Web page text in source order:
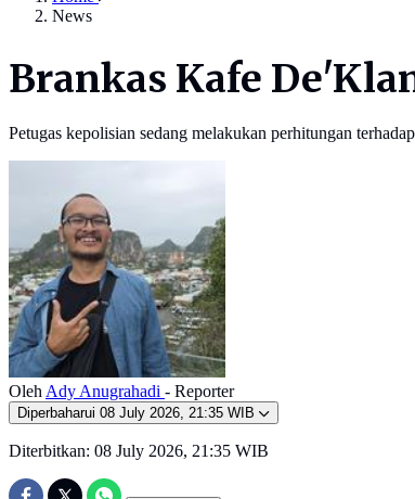
News
Brankas Kafe
Petugas kepolisian sedang melakukan perhitungan
Oleh Ady Anugrahadi - Reporter
Diperbaharui 08 July 2026, 21:35 WIB
Diterbitkan: 08 July 2026, 21:35 WIB